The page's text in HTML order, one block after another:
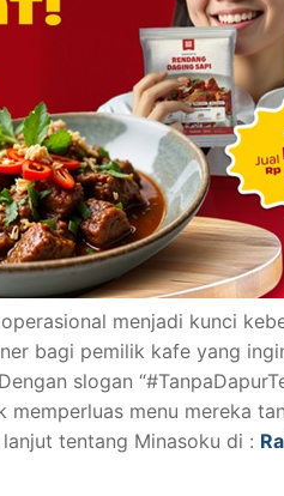
menjadi kunci
bagi pemilik kafe yang
slogan
menu mereka
tentang Minasoku di :